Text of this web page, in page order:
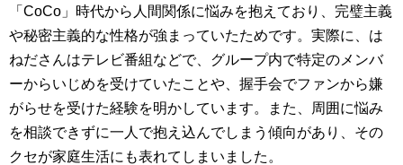
「CoCo」時代から人間関係に悩みを抱えており、完璧主義
や秘密主義的な性格が強まっていたためです。実際に、は
ねださんはテレビ番組などで、グループ内で特定のメンバ
ーからいじめを受けていたことや、握手会でファンから嫌
がらせを受けた経験を明かしています。また、周囲に悩み
を相談できずに一人で抱え込んでしまう傾向があり、その
クセが家庭生活にも表れてしまいました。